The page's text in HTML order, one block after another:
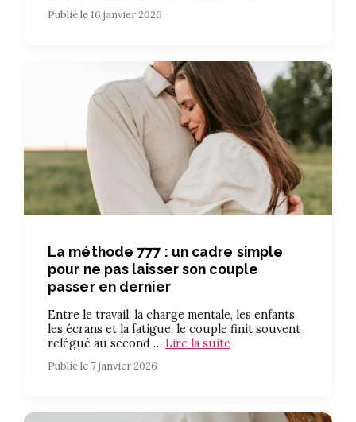
Publié le 16 janvier 2026
La méthode 777 : un cadre simple
pour ne pas laisser son couple
passer en dernier
Entre le travail, la charge mentale, les enfants,
les écrans et la fatigue, le couple finit souvent
relégué au second … Lire la suite
Publié le 7 janvier 2026